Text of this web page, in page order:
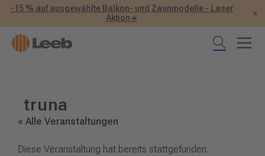
-15 % auf ausgewählte Balkon- und Zaunmodelle - Laser
Aktion☀️
×
truna
« Alle Veranstaltungen
Diese Veranstaltung hat bereits stattgefunden.